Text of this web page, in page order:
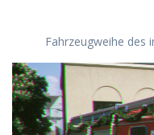
Fahrzeugweihe des